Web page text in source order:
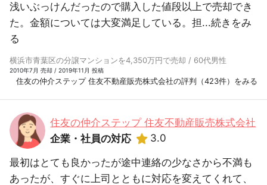
浅いぶっけんだったので購入した値段以上で売却でき
た。金額については大変満足している。担...続きをみ
る
横浜市青葉区の分譲マンションを4,350万円で売却 / 60代男性
2010年7月 売却 / 2019年11月 投稿
住友の仲介ステップ 住友不動産販売株式会社の評判（423件）をみる
住友の仲介ステップ 住友不動産販売株式会社
企業・社員の対応
3.0
最初はとても良かったが途中連絡の少なさから不満も
あったが、すぐに上司とともに対応を変えてくれて、